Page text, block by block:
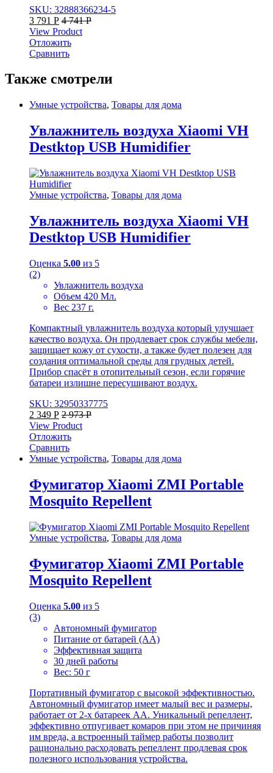
SKU: 32888366234-5
3 791 Р 4 741Р
View Product
Отложить
Сравнить
Также смотрели
Умные устройства, Товары для дома
Увлажнитель воздуха Xiaomi VH
Destktop USB Humidifier
Умные устройства, Товары для дома
Увлажнитель воздуха Xiaomi VH
Destktop USB Humidifier
Оценка 5.00 из 5
(2)
Увлажнитель воздуха
Объем 420 Мл.
Вес 237 г.
Компактный увлажнитель воздуха который улучшает
качество воздуха. Он продлевает срок службы мебели,
защищает кожу от сухости, а также будет полезен для
создания оптимальной среды для грудных детей.
Прибор спасёт в отопительный сезон, если горячие
батареи излишне пересушивают воздух.
SKU: 32950337775
2 349 Р 2 973Р
View Product
Отложить
Сравнить
Умные устройства, Товары для дома
Фумигатор Xiaomi ZMI Portable
Mosquito Repellent
Умные устройства, Товары для дома
Фумигатор Xiaomi ZMI Portable
Mosquito Repellent
Оценка 5.00 из 5
(3)
Автономный фумигатор
Питание от батарей (АА)
Эффективная защита
30 дней работы
Вес: 50 г
Портативный фумигатор с высокой эффективностью.
Автономный фумигатор имеет малый вес и размеры,
работает от 2-х батареек АА. Уникальный репеллент,
эффективно отпугивает комаров при этом не причиняя
им вреда, а встроенный таймер работы позволит
рационально расходовать репеллент продлевая срок
полезного использования устройства.